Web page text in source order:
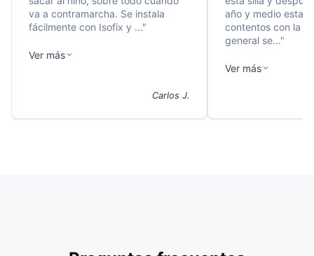
va a contramarcha. Se instala
fácilmente con Isofix y ..."
Ver más
Carlos J.
año y medio
contentos con la
general se..."
Ver más